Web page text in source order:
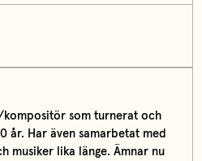
kompositör som turnerat och
år. Har även samarbetat med
musiker lika länge. Ämnar nu